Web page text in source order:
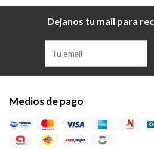
Dejanos tu mail para
Medios de pago